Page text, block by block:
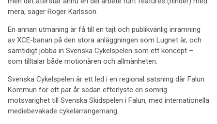
mera, säger Roger Karlsson.
En annan utmaning är få till en tajt och publikvänlig inramning
av XCE-banan på den stora anläggningen som Lugnet är, och
samtidigt jobba in Svenska Cykelspelen som ett koncept –
som tilltalar både motionären och allmänheten.
Svenska Cykelspelen är ett led i en regional satsning där Falun
Kommun för ett par år sedan efterlyste en somrig
motsvarighet till Svenska Skidspelen i Falun, med internationella
mediebevakade cykelarrangemang.